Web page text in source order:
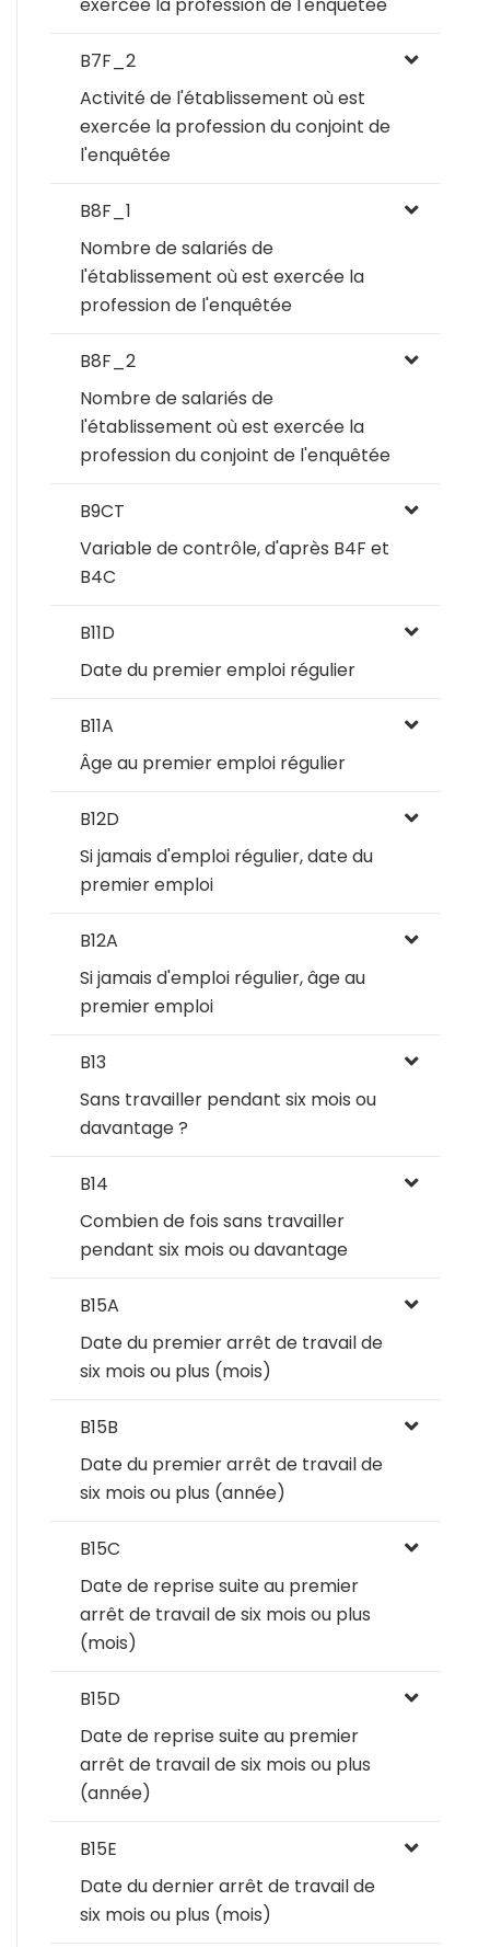
exercée la profession de l'enquêtée
B7F_2
Activité de l'établissement où est
exercée la profession du conjoint de
l'enquêtée
B8F_1
Nombre de salariés de
l'établissement où est exercée la
profession de l'enquêtée
B8F_2
Nombre de salariés de
l'établissement où est exercée la
profession du conjoint de l'enquêtée
B9CT
Variable de contrôle, d'après B4F et
B4C
B11D
Date du premier emploi régulier
B11A
Âge au premier emploi régulier
B12D
Si jamais d'emploi régulier, date du
premier emploi
B12A
Si jamais d'emploi régulier, âge au
premier emploi
B13
Sans travailler pendant six mois ou
davantage ?
B14
Combien de fois sans travailler
pendant six mois ou davantage
B15A
Date du premier arrêt de travail de
six mois ou plus (mois)
B15B
Date du premier arrêt de travail de
six mois ou plus (année)
B15C
Date de reprise suite au premier
arrêt de travail de six mois ou plus
(mois)
B15D
Date de reprise suite au premier
arrêt de travail de six mois ou plus
(année)
B15E
Date du dernier arrêt de travail de
six mois ou plus (mois)